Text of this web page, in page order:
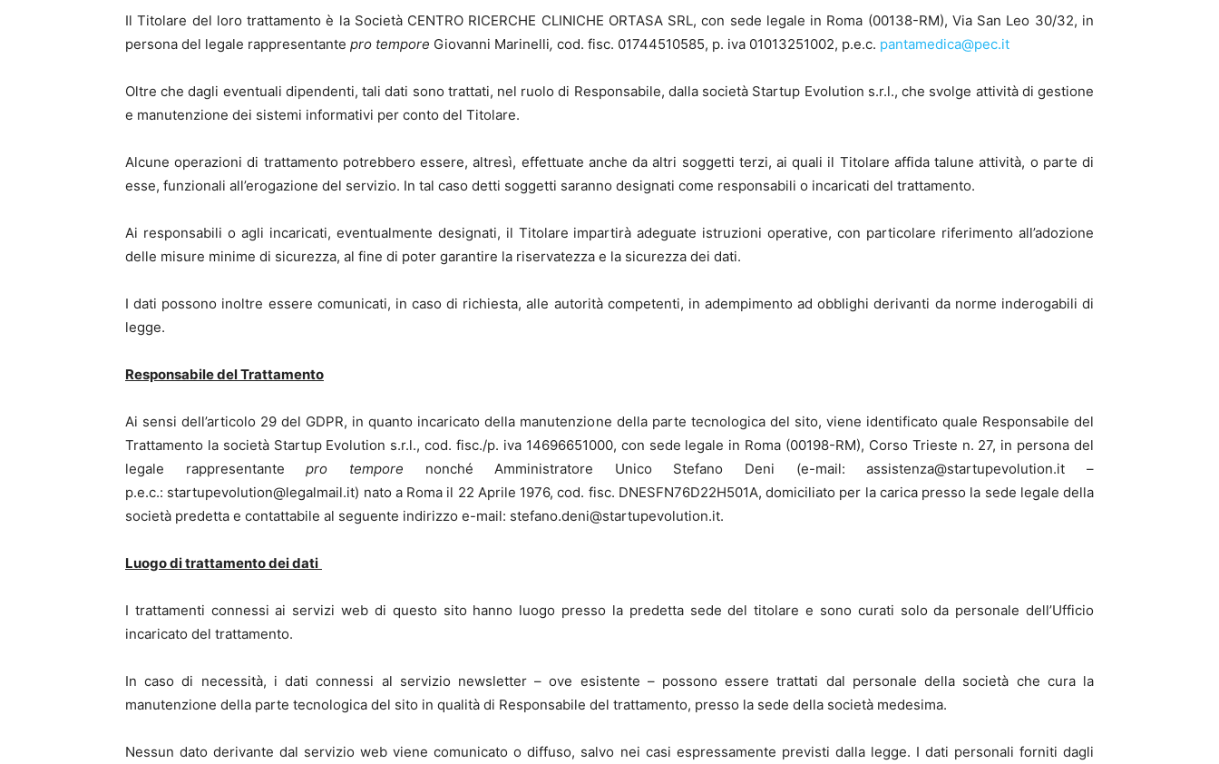
Il Titolare del loro trattamento è la Società CENTRO RICERCHE CLINICHE ORTASA SRL, con sede legale in Roma (00138-RM), Via San Leo 30/32, in
persona del legale rappresentante pro tempore Giovanni Marinelli, cod. fisc. 01744510585, p. iva 01013251002, p.e.c. pantamedica@pec.it
Oltre che dagli eventuali dipendenti, tali dati sono trattati, nel ruolo di Responsabile, dalla società Startup Evolution s.r.l., che svolge attività di gestione
e manutenzione dei sistemi informativi per conto del Titolare.
Alcune operazioni di trattamento potrebbero essere, altresì, effettuate anche da altri soggetti terzi, ai quali il Titolare affida talune attività, o parte di
esse, funzionali all’erogazione del servizio. In tal caso detti soggetti saranno designati come responsabili o incaricati del trattamento.
Ai responsabili o agli incaricati, eventualmente designati, il Titolare impartirà adeguate istruzioni operative, con particolare riferimento all’adozione
delle misure minime di sicurezza, al fine di poter garantire la riservatezza e la sicurezza dei dati.
I dati possono inoltre essere comunicati, in caso di richiesta, alle autorità competenti, in adempimento ad obblighi derivanti da norme inderogabili di
legge.
Responsabile del Trattamento
Ai sensi dell’articolo 29 del GDPR, in quanto incaricato della manutenzione della parte tecnologica del sito, viene identificato quale Responsabile del
Trattamento la società Startup Evolution s.r.l., cod. fisc./p. iva 14696651000, con sede legale in Roma (00198-RM), Corso Trieste n. 27, in persona del
legale rappresentantepro tempore nonché Amministratore Unico Stefano Deni (e-mail: assistenza@startupevolution.it –
p.e.c.: startupevolution@legalmail.it) nato a Roma il 22 Aprile 1976, cod. fisc. DNESFN76D22H501A, domiciliato per la carica presso la sede legale della
società predetta e contattabile al seguente indirizzo e-mail: stefano.deni@startupevolution.it.
Luogo di trattamento dei dati
I trattamenti connessi ai servizi web di questo sito hanno luogo presso la predetta sede del titolare e sono curati solo da personale dell’Ufficio
incaricato del trattamento.
In caso di necessità, i dati connessi al servizio newsletter – ove esistente – possono essere trattati dal personale della società che cura la
manutenzione della parte tecnologica del sito in qualità di Responsabile del trattamento, presso la sede della società medesima.
Nessun dato derivante dal servizio web viene comunicato o diffuso, salvo nei casi espressamente previsti dalla legge. I dati personali forniti dagli